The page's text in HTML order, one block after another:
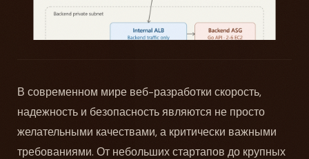
В современном мире веб-разработки скорость,
надежность и безопасность являются не просто
желательными качествами, а критически важными
требованиями. От небольших стартапов до крупных